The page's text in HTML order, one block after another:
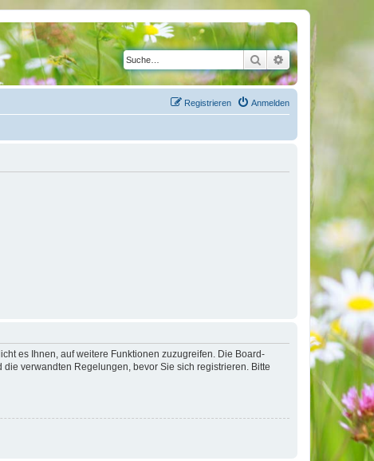
SucheErweiterte Suche
Anmelden
Registrieren
es Ihnen, auf weitere Funktionen zuzugreifen. Die Board-
verwandten Regelungen, bevor Sie sich registrieren. Bitte